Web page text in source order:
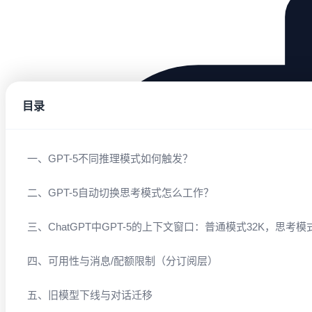
目录
一、GPT-5不同推理模式如何触发？
二、GPT-5自动切换思考模式怎么工作？
三、ChatGPT中GPT-5的上下文窗口：普通模式32K，思考模
四、可用性与消息/配额限制（分订阅层）
五、旧模型下线与对话迁移